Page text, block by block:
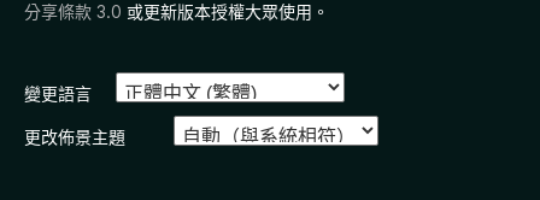
分享條款 3.0 或更新版本授權大眾使用。
變更語言
更改佈景主題